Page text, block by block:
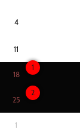
4
11
18
1
25
2
1